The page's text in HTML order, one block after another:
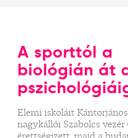
A sporttól a
biológián át
Elemi iskoláit
nagykállói Szabolcs